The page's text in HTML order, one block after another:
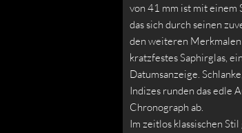
von 41 mm ist mit einem
das sich durch seinen
den weiteren
kratzfestes Saphirglas,
Datumsanzeige.
Indizes runden das edle
Chronograph ab.
Im zeitlos klassischen